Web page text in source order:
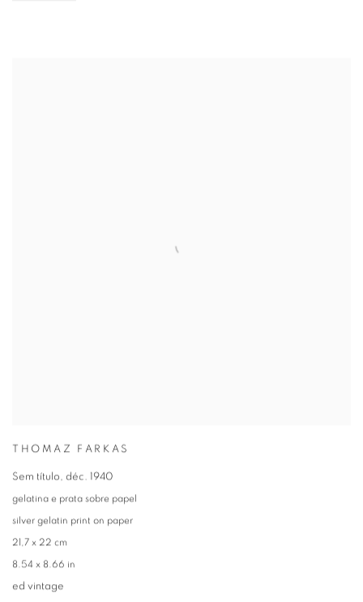
THOMAZ FARKAS
Sem título, déc. 1940
gelatina e prata sobre papel
silver gelatin print on paper
21,7 x 22 cm
8.54 x 8.66 in
ed vintage